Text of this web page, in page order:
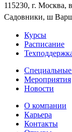
115230, г. Москва,
Садовники, ш
Курсы
Расписание
Мероприятия
Новости
О компании
Карьера
Контакты